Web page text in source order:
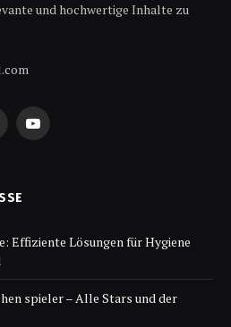
und hochwertige Inhalte zu
YouTube
Effiziente Lösungen für Hygiene
spieler – Alle Stars und der